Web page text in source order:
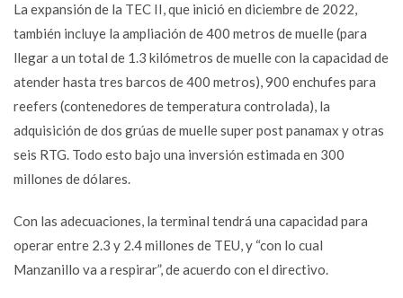
La expansión de la TEC II, que inició en diciembre de 2022,
también incluye la ampliación de 400 metros de muelle (para
llegar a un total de 1.3 kilómetros de muelle con la capacidad de
atender hasta tres barcos de 400 metros), 900 enchufes para
reefers (contenedores de temperatura controlada), la
adquisición de dos grúas de muelle super post panamax y otras
seis RTG. Todo esto bajo una inversión estimada en 300
millones de dólares.
Con las adecuaciones, la terminal tendrá una capacidad para
operar entre 2.3 y 2.4 millones de TEU, y “con lo cual
Manzanillo va a respirar”, de acuerdo con el directivo.